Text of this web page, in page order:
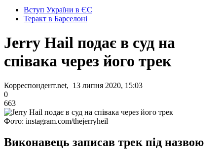
Вступ України в ЄС
Теракт в Барселоні
Jerry Hail подає в суд на
співака через його трек
Корреспондент.net, 13 липня 2020, 15:03
0
663
Фото: instagram.com/thejerryheil
Виконавець записав трек під назвою